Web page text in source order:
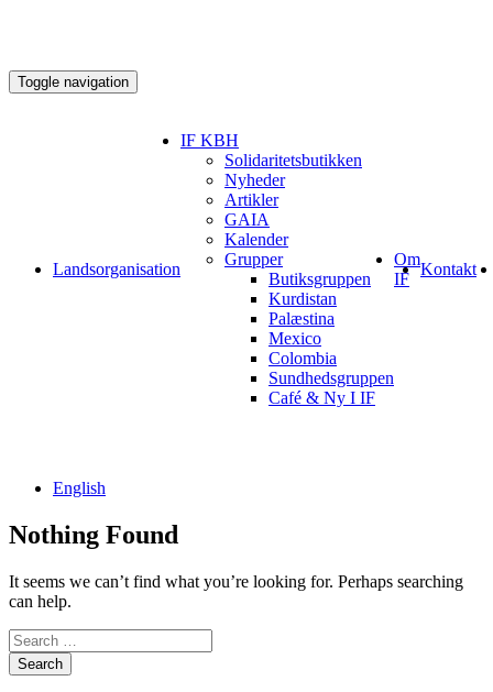
Toggle navigation
Landsorganisation
IF KBH
Solidaritetsbutikken
Nyheder
Artikler
GAIA
Kalender
Grupper
Butiksgruppen
Kurdistan
Palæstina
Mexico
Colombia
Sundhedsgruppen
Café & Ny I IF
Om
IF
Kontakt
English
Nothing Found
It seems we can’t find what you’re looking for. Perhaps searching
can help.
Search